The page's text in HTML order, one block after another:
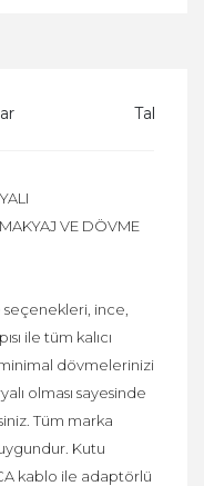
Taksit
VE DÖVME
seçenekleri, ince,
ile tüm kalıcı
dövmelerinizi
olması sayesinde
Tüm marka
Kutu
kablo ile adaptörlü